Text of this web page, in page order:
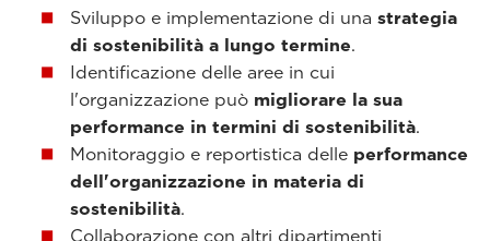
Sviluppo e implementazione di una strategia
di sostenibilità a lungo termine.
Identificazione delle aree in cui
l'organizzazione può migliorare la sua
performance in termini di sostenibilità.
Monitoraggio e reportistica delle performance
dell'organizzazione in materia di
sostenibilità.
Collaborazione con altri dipartimenti